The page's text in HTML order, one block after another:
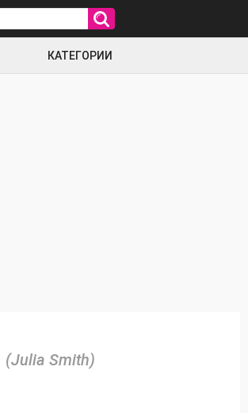
КАТЕГОРИИ
(Julia Smith)